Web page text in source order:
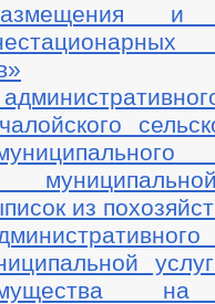
размещения
из
на